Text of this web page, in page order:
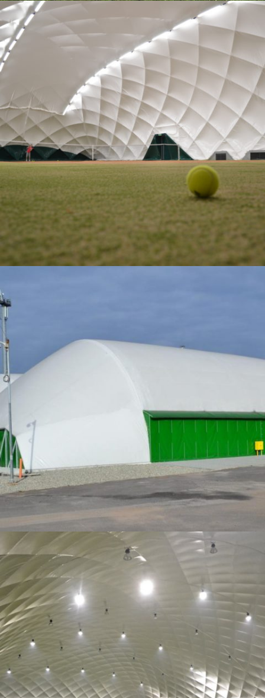
10-2013 / TRAGLUFTHALLE UND TENNISPLÄTZE FÜR
TENISWIL IN WARSCHAU
01 - TRAGLUFTHALLEN
02 - BOGENHALLEN UND ZELTHALLEN
01-2014 FUSSBALLHALLE FÜR SZALOWA SPORT
01 - TRAGLUFTHALLEN